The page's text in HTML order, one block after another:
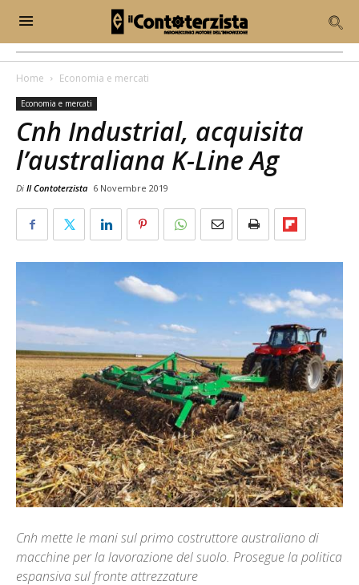
Home Economia e mercati
Economia e mercati
Cnh Industrial, acquisita
l’australiana K-Line Ag
Di Il Contoterzista 6 Novembre 2019
Cnh mette le mani sul primo costruttore australiano di
macchine per la lavorazione del suolo. Prosegue la politica
espansiva sul fronte attrezzature